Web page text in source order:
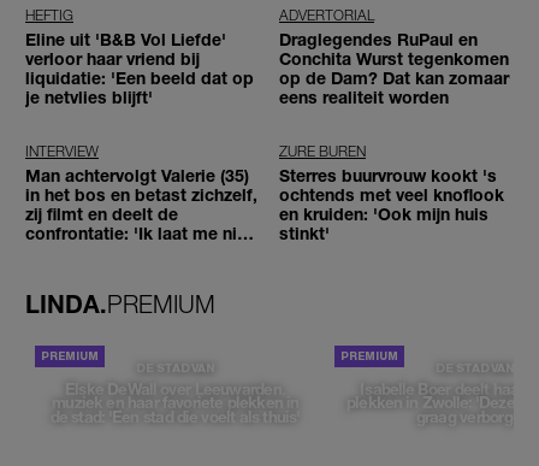
HEFTIG
Eline uit 'B&B Vol Liefde'
verloor haar vriend bij
liquidatie: 'Een beeld dat op
je netvlies blijft'
ADVERTORIAL
Draglegendes RuPaul en
Conchita Wurst tegenkomen
op de Dam? Dat kan zomaar
eens realiteit worden
INTERVIEW
Man achtervolgt Valerie (35)
in het bos en betast zichzelf,
zij filmt en deelt de
confrontatie: 'Ik laat me niet
ZURE BUREN
Sterres buurvrouw kookt 's
ochtends met veel knoflook
en kruiden: 'Ook mijn huis
stinkt'
LINDA.PREMIUM
DE STAD VAN
Elske DeWall over Leeuwarden,
muziek en haar favoriete plekken in
de stad: 'Een stad die voelt als thuis'
DE STAD VAN
Isabelle Boer deelt haar
plekken in Zwolle: 'Deze
graag verborgen'